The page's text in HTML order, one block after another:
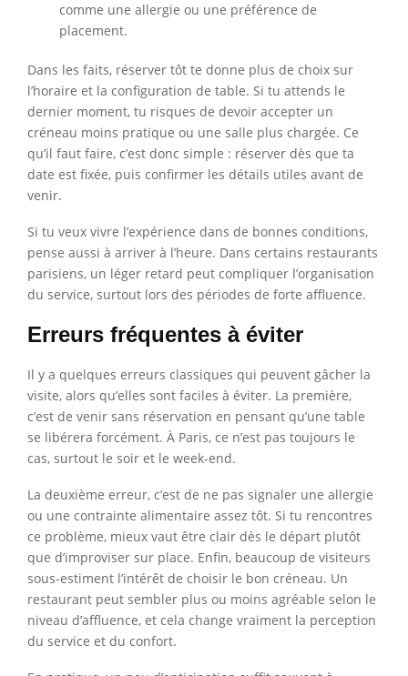
comme une allergie ou une préférence de
placement.
Dans les faits, réserver tôt te donne plus de choix sur
l’horaire et la configuration de table. Si tu attends le
dernier moment, tu risques de devoir accepter un
créneau moins pratique ou une salle plus chargée. Ce
qu’il faut faire, c’est donc simple : réserver dès que ta
date est fixée, puis confirmer les détails utiles avant de
venir.
Si tu veux vivre l’expérience dans de bonnes conditions,
pense aussi à arriver à l’heure. Dans certains restaurants
parisiens, un léger retard peut compliquer l’organisation
du service, surtout lors des périodes de forte affluence.
Erreurs fréquentes à éviter
Il y a quelques erreurs classiques qui peuvent gâcher la
visite, alors qu’elles sont faciles à éviter. La première,
c’est de venir sans réservation en pensant qu’une table
se libérera forcément. À Paris, ce n’est pas toujours le
cas, surtout le soir et le week-end.
La deuxième erreur, c’est de ne pas signaler une allergie
ou une contrainte alimentaire assez tôt. Si tu rencontres
ce problème, mieux vaut être clair dès le départ plutôt
que d’improviser sur place. Enfin, beaucoup de visiteurs
sous-estiment l’intérêt de choisir le bon créneau. Un
restaurant peut sembler plus ou moins agréable selon le
niveau d’affluence, et cela change vraiment la perception
du service et du confort.